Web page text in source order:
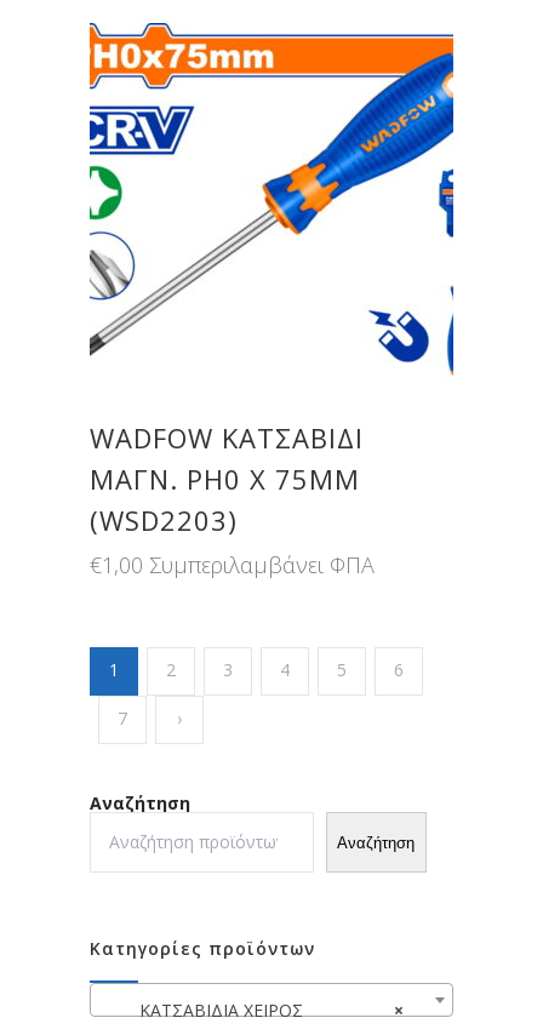
WADFOW ΚΑΤΣΑΒΙΔΙ
ΜΑΓΝ. PH0 X 75MM
(WSD2203)
€1,00 Συμπεριλαμβάνει ΦΠΑ
1 2 3 4 5 6
7 ›
Αναζήτηση
Αναζήτηση
Κατηγορίες προϊόντων
×
ΚΑΤΣΑΒΙΔΙΑ ΧΕΙΡΟΣ